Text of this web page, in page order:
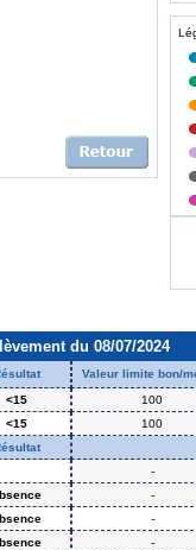
du 08/07/2024
Valeur limite bon/
<15
100
<15
100
-
-
-
-